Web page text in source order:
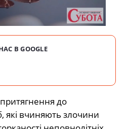
В GOOGLE
до
які вчиняють злочини